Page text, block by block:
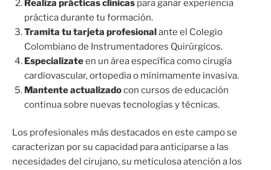
Realiza prácticas clínicaspara ganar experiencia
práctica durante tu formación.
Tramita tu tarjeta profesionalante el Colegio
Colombiano de Instrumentadores Quirúrgicos.
Especialízateen un área específica como cirugía
cardiovascular, ortopedia o mínimamente invasiva.
Mantente actualizadocon cursos de educación
continua sobre nuevas tecnologías y técnicas.
Los profesionales más destacados en este campo se
caracterizan por su capacidad para anticiparse a las
necesidades del cirujano, su meticulosa atención a los